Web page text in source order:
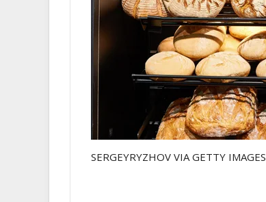
SERGEYRYZHOV VIA GETTY IMAGES